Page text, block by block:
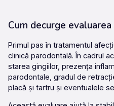
Cum decurge
Primul pas în tratamentul
clinică parodontală. În cadrul
starea gingiilor, prezența
parodontale, gradul de
placă și tartru și eventualele